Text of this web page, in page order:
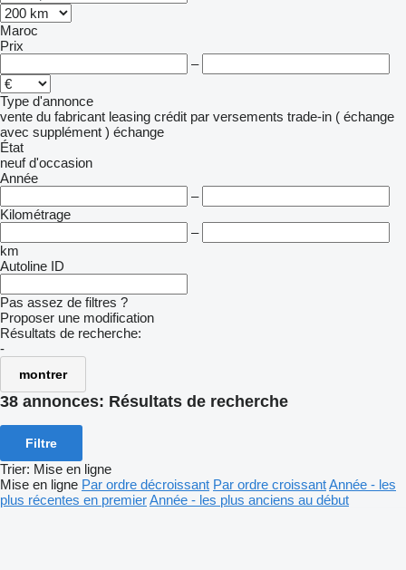
Maroc
Prix
–
Type d'annonce
vente du fabricant leasing crédit par versements trade-in ( échange
avec supplément ) échange
État
neuf d'occasion
Année
–
Kilométrage
–
km
Autoline ID
Pas assez de filtres ?
Proposer une modification
Résultats de recherche:
-
montrer
38 annonces: Résultats de recherche
Filtre
Trier: Mise en ligne
Mise en ligne Par ordre décroissant Par ordre croissantAnnée - les
plus récentes en premierAnnée - les plus anciens au début